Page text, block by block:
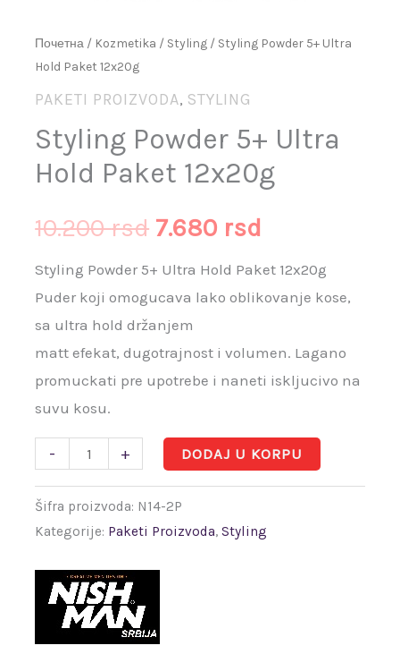
Почетна / Kozmetika / Styling / Styling Powder 5+ Ultra
Hold Paket 12x20g
PAKETI PROIZVODA, STYLING
Styling Powder 5+ Ultra
Hold Paket 12x20g
10.200rsd 7.680 rsd
Styling Powder 5+ Ultra Hold Paket 12x20g
Puder koji omogucava lako oblikovanje kose,
sa ultra hold držanjem
matt efekat, dugotrajnost i volumen. Lagano
promuckati pre upotrebe i naneti iskljucivo na
suvu kosu.
- + DODAJ U KORPU
Šifra proizvoda: N14-2P
Kategorije: Paketi Proizvoda,Styling